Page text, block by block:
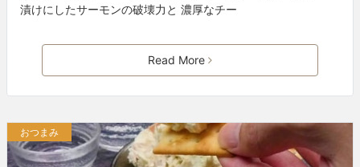
漬けにしたサーモンの破壊力と 濃厚なチー
Read More
おつまみ